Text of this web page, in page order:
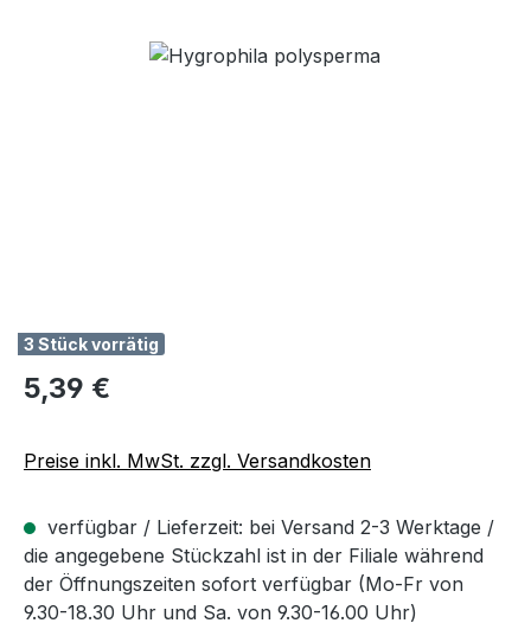
Bildergalerie überspringen
3 Stück vorrätig
Regulärer Preis:
5,39 €
Preise inkl. MwSt. zzgl. Versandkosten
verfügbar / Lieferzeit: bei Versand 2-3 Werktage /
die angegebene Stückzahl ist in der Filiale während
der Öffnungszeiten sofort verfügbar (Mo-Fr von
9.30-18.30 Uhr und Sa. von 9.30-16.00 Uhr)